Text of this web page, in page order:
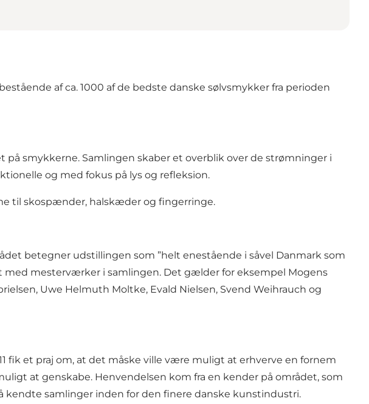
af ca. 1000 af de bedste danske sølvsmykker fra perioden
smykkerne. Samlingen skaber et overblik over de strømninger i
og med fokus på lys og refleksion.
til skospænder, halskæder og fingerringe.
betegner udstillingen som ”helt enestående i såvel Danmark som
mesterværker i samlingen. Det gælder for eksempel Mogens
Uwe Helmuth Moltke, Evald Nielsen, Svend Weihrauch og
fik et praj om, at det måske ville være muligt at erhverve en fornem
at genskabe. Henvendelsen kom fra en kender på området, som
kendte samlinger inden for den finere danske kunstindustri.